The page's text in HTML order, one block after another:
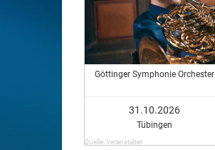
Göttinger Symphonie Orchester
31.10.2026
Tübingen
Quelle: Veranstalter